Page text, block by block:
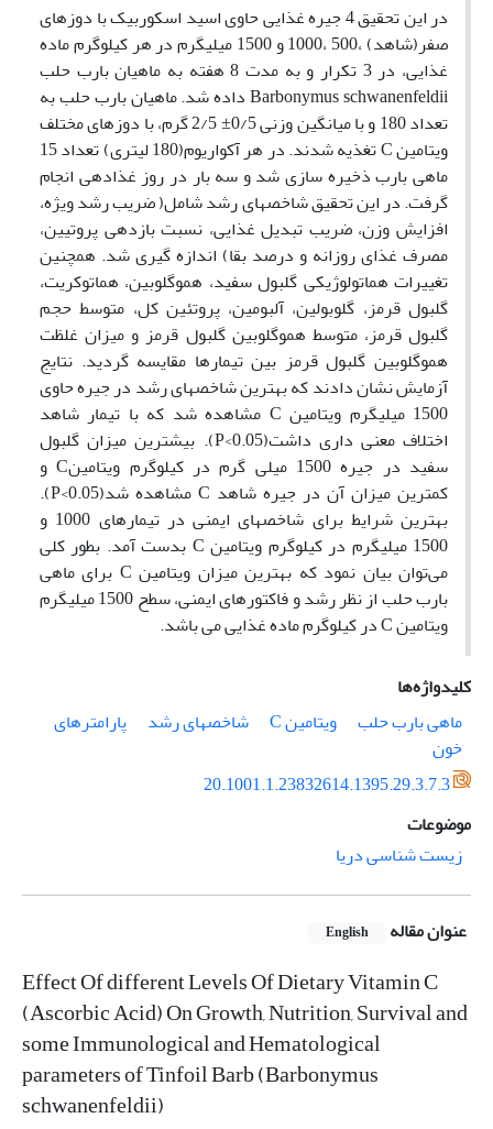
در این تحقیق 4 جیره غذایی حاوی اسید اسکوربیک با دوزهای
صفر(شاهد) ،500 ،1000 و 1500 میلیگرم در هر کیلوگرم ماده
غذایی، در 3 تکرار و به مدت 8 هفته به ماهیان بارب حلب
Barbonymus schwanenfeldii داده شد. ماهیان بارب حلب به
تعداد 180 و با میانگین وزنی 0/5± 2/5 گرم، با دوزهای مختلف
ویتامین C تغذیه شدند. در هر آکواریوم(180 لیتری) تعداد 15
ماهی بارب ذخیره سازی شد و سه بار در روز غذادهی انجام
گرفت. در این تحقیق شاخصهای رشد شامل( ضریب رشد ویژه،
افزایش وزن، ضریب تبدیل غذایی، نسبت بازدهی پروتیین،
مصرف غذای روزانه و درصد بقا) اندازه گیری شد. همچنین
تغییرات هماتولوژیکی گلبول سفید، هموگلوبین، هماتوکریت،
گلبول قرمز، گلوبولین، آلبومین، پروتئین کل، متوسط حجم
گلبول قرمز، متوسط هموگلوبین گلبول قرمز و میزان غلظت
هموگلوبین گلبول قرمز بین تیمارها مقایسه گردید. نتایج
آزمایش نشان دادند که بهترین شاخصهای رشد در جیره حاوی
1500 میلیگرم ویتامین C مشاهده شد که با تیمار شاهد
اختلاف معنی داری داشت(P<0.05). بیشترین میزان گلبول
سفید در جیره 1500 میلی گرم در کیلوگرم ویتامینC و
کمترین میزان آن در جیره شاهد C مشاهده شد(P<0.05).
بهترین شرایط برای شاخصهای ایمنی در تیمارهای 1000 و
1500 میلیگرم در کیلوگرم ویتامین C بدست آمد. بطور کلی
می‌توان بیان نمود که بهترین میزان ویتامین C برای ماهی
بارب حلب از نظر رشد و فاکتورهای ایمنی، سطح 1500 میلیگرم
ویتامین C در کیلوگرم ماده غذایی می باشد.
کلیدواژه‌ها
ماهی بارب حلب
ویتامین C شاخصهای رشد
پارامترهای
خون
20.1001.1.23832614.1395.29.3.7.3
موضوعات
زیست شناسی دریا
عنوان مقاله English
Effect Of different Levels Of Dietary Vitamin C
(Ascorbic Acid) On Growth, Nutrition, Survival and
some Immunological and Hematological
parameters of Tinfoil Barb (Barbonymus
schwanenfeldii)